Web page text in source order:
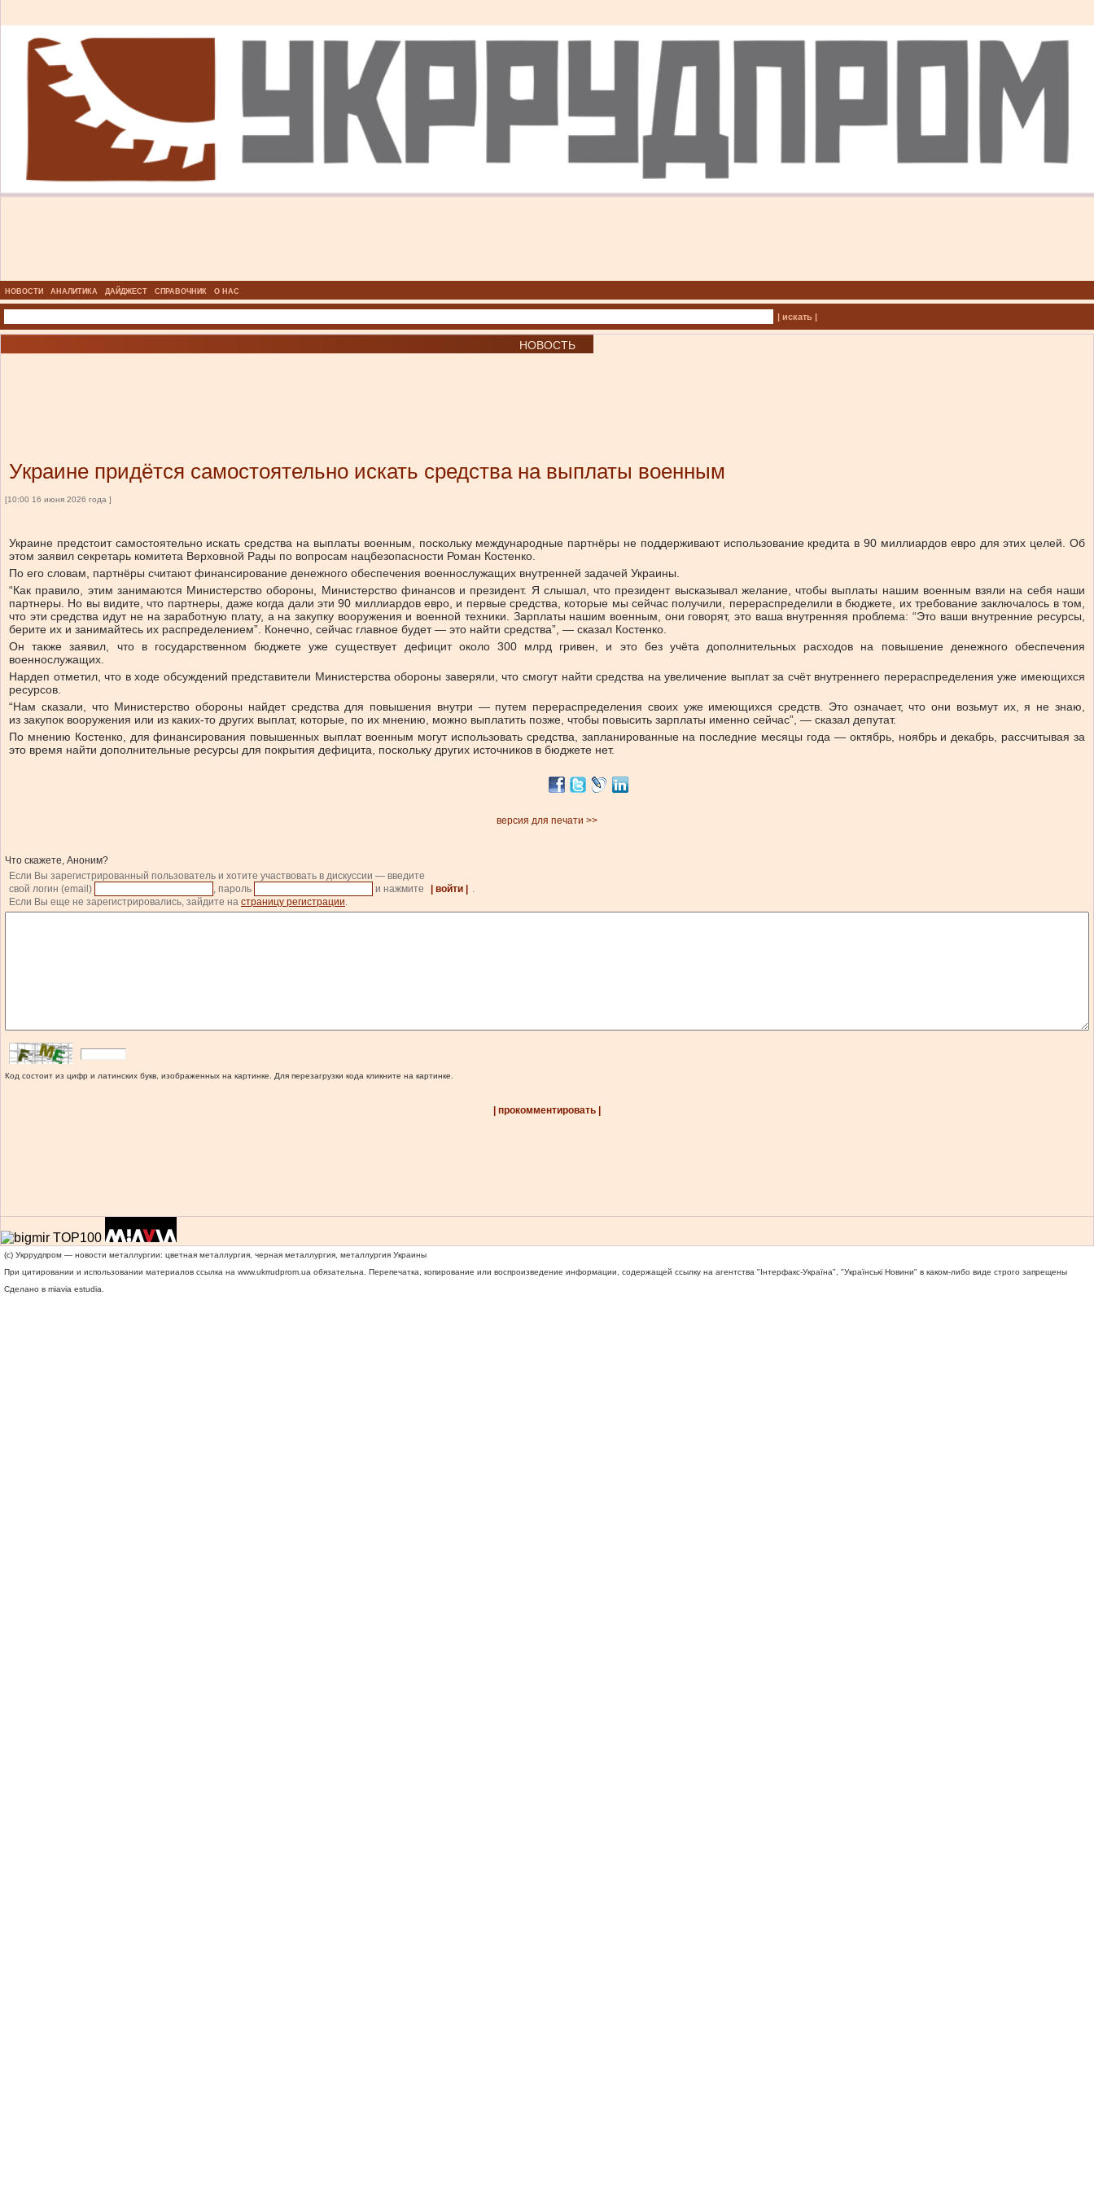
НОВОСТИ АНАЛИТИКА ДАЙДЖЕСТ СПРАВОЧНИК О НАС
| искать |
НОВОСТЬ
Украине придётся самостоятельно искать средства на выплаты военным
[10:00 16 июня 2026 года ]
Украине предстоит самостоятельно искать средства на выплаты военным, поскольку международные партнёры не поддерживают использование кредита в 90 миллиардов евро для этих целей. Об
этом заявил секретарь комитета Верховной Рады по вопросам нацбезопасности Роман Костенко.
По его словам, партнёры считают финансирование денежного обеспечения военнослужащих внутренней задачей Украины.
“Как правило, этим занимаются Министерство обороны, Министерство финансов и президент. Я слышал, что президент высказывал желание, чтобы выплаты нашим военным взяли на себя наши
партнеры. Но вы видите, что партнеры, даже когда дали эти 90 миллиардов евро, и первые средства, которые мы сейчас получили, перераспределили в бюджете, их требование заключалось в том,
что эти средства идут не на заработную плату, а на закупку вооружения и военной техники. Зарплаты нашим военным, они говорят, это ваша внутренняя проблема: “Это ваши внутренние ресурсы,
берите их и занимайтесь их распределением”. Конечно, сейчас главное будет — это найти средства”, — сказал Костенко.
Он также заявил, что в государственном бюджете уже существует дефицит около 300 млрд гривен, и это без учёта дополнительных расходов на повышение денежного обеспечения
военнослужащих.
Нардеп отметил, что в ходе обсуждений представители Министерства обороны заверяли, что смогут найти средства на увеличение выплат за счёт внутреннего перераспределения уже имеющихся
ресурсов.
“Нам сказали, что Министерство обороны найдет средства для повышения внутри — путем перераспределения своих уже имеющихся средств. Это означает, что они возьмут их, я не знаю,
из закупок вооружения или из каких-то других выплат, которые, по их мнению, можно выплатить позже, чтобы повысить зарплаты именно сейчас”, — сказал депутат.
По мнению Костенко, для финансирования повышенных выплат военным могут использовать средства, запланированные на последние месяцы года — октябрь, ноябрь и декабрь, рассчитывая за
это время найти дополнительные ресурсы для покрытия дефицита, поскольку других источников в бюджете нет.
версия для печати >>
Что скажете, Аноним?
Если Вы зарегистрированный пользователь и хотите участвовать в дискуссии — введите
свой логин (email)
, пароль и нажмите | войти |
.
Если Вы еще не зарегистрировались, зайдите на страницу регистрации.
Код состоит из цифр и латинских букв, изображенных на картинке. Для перезагрузки кода кликните на картинке.
| прокомментировать |
(c) Укррудпром — новости металлургии: цветная металлургия, черная металлургия, металлургия Украины
При цитировании и использовании материалов ссылка на www.ukrrudprom.ua обязательна. Перепечатка, копирование или воспроизведение информации, содержащей ссылку на агентства "Iнтерфакс-Україна", "Українськi Новини" в каком-либо виде строго запрещены
Сделано в miavia estudia.